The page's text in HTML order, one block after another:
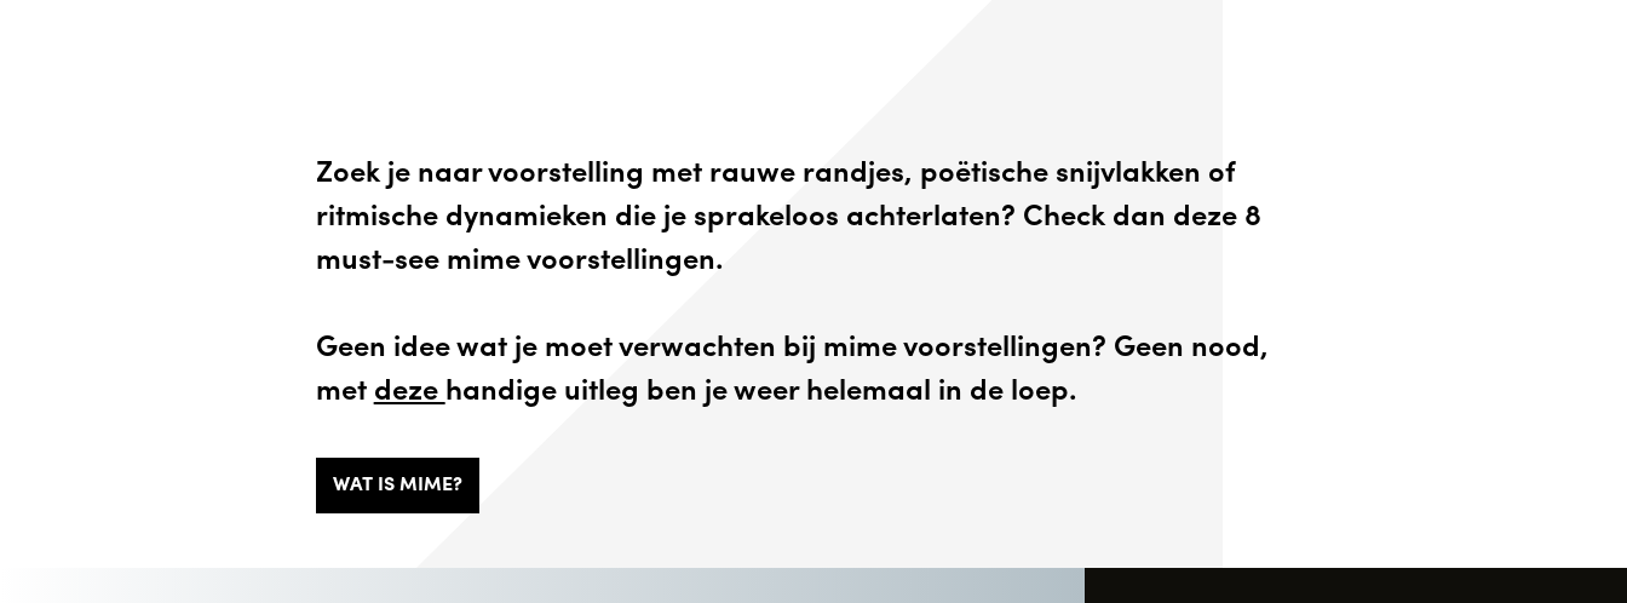
Zoek je naar voorstelling met rauwe randjes, poëtische snijvlakken of
ritmische dynamieken die je sprakeloos achterlaten? Check dan deze 8
must-see mime voorstellingen.
Geen idee wat je moet verwachten bij mime voorstellingen? Geen nood,
met deze handige uitleg ben je weer helemaal in de loep.
WAT IS MIME?